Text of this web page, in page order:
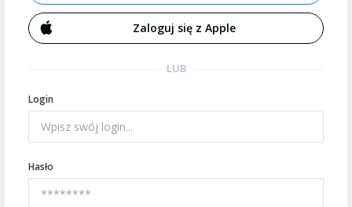
Zaloguj się z Apple
LUB
Login
Hasło